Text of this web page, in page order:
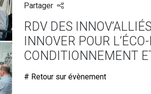
Partager
RDV DES
INNOVER POUR
CONDITIONNEMENT
# Retour sur évènement